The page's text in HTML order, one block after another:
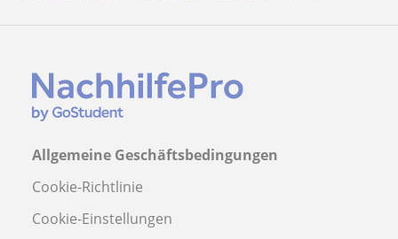
Allgemeine Geschäftsbedingungen
Cookie-Richtlinie
Cookie-Einstellungen